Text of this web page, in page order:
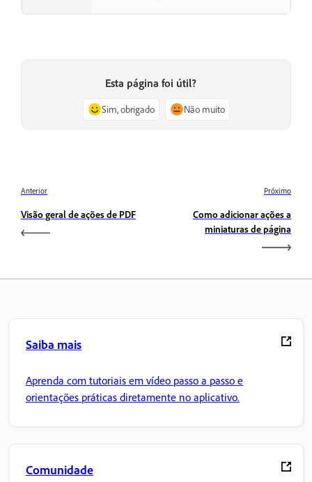
Esta página foi útil?
Sim, obrigado Não muito
Anterior
Visão geral de ações de PDF
Próximo
Como adicionar ações a
miniaturas de página
Saiba mais
Aprenda com tutoriais em vídeo passo a passo e
orientações práticas diretamente no aplicativo.
Comunidade